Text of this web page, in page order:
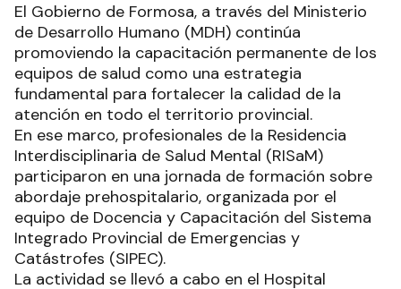
El Gobierno de Formosa, a través del Ministerio
de Desarrollo Humano (MDH) continúa
promoviendo la capacitación permanente de los
equipos de salud como una estrategia
fundamental para fortalecer la calidad de la
atención en todo el territorio provincial.
En ese marco, profesionales de la Residencia
Interdisciplinaria de Salud Mental (RISaM)
participaron en una jornada de formación sobre
abordaje prehospitalario, organizada por el
equipo de Docencia y Capacitación del Sistema
Integrado Provincial de Emergencias y
Catástrofes (SIPEC).
La actividad se llevó a cabo en el Hospital